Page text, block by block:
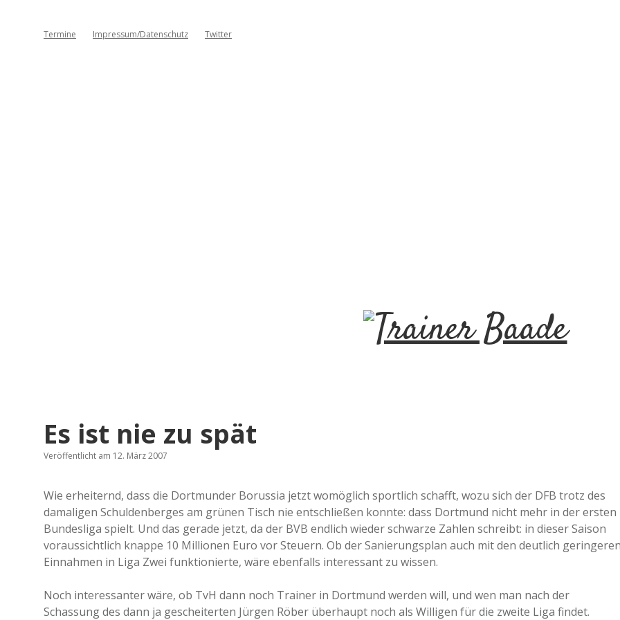
Termine Impressum/Datenschutz Twitter
T
n
e
r
Es ist nie zu spät
Veröffentlicht am 12. März 2007
Wie erheiternd, dass die Dortmunder Borussia jetzt womöglich sportlich schafft, wozu sich der DFB trotz des
damaligen Schuldenberges am grünen Tisch nie entschließen konnte: dass Dortmund nicht mehr in der ersten
Bundesliga spielt. Und das gerade jetzt, da der BVB endlich wieder schwarze Zahlen schreibt: in dieser Saison
voraussichtlich knappe 10 Millionen Euro vor Steuern. Ob der Sanierungsplan auch mit den deutlich geringeren
Einnahmen in Liga Zwei funktionierte, wäre ebenfalls interessant zu wissen.
Noch interessanter wäre, ob TvH dann noch Trainer in Dortmund werden will, und wen man nach der
Schassung des dann ja gescheiterten Jürgen Röber überhaupt noch als Willigen für die zweite Liga findet.